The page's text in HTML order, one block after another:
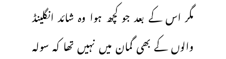
مگر اس کے بعد جو کچھ ہوا وہ شائد انگلینڈ
والوں کے بھی گمان میں نہیں تھا کہ سولہ